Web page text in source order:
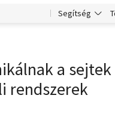
Segítség
a sejtek
rendszerek